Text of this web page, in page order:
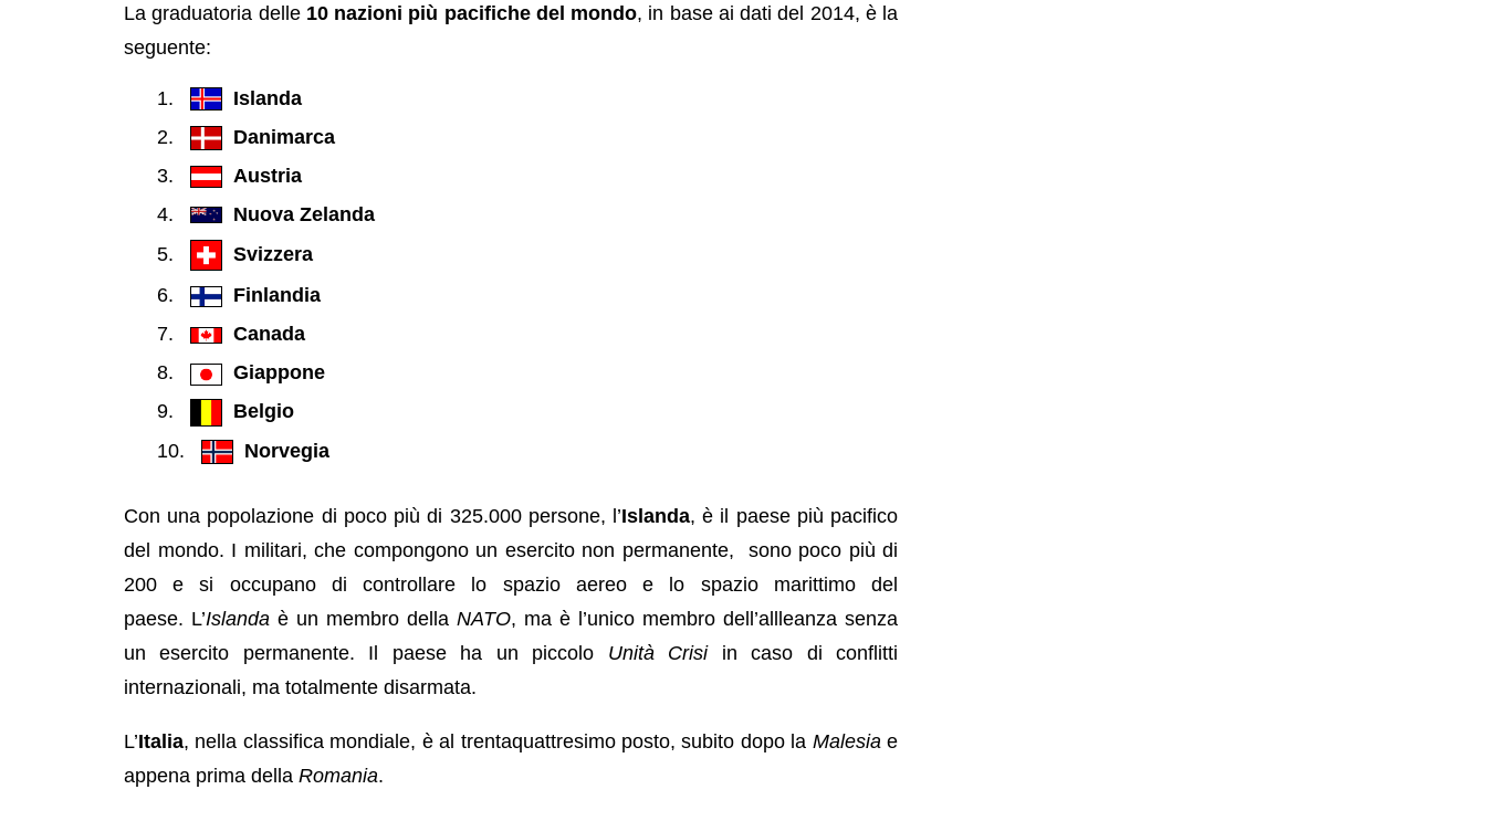
La graduatoria delle 10 nazioni più pacifiche del mondo, in base ai dati del 2014, è la
seguente:
Islanda
Danimarca
Austria
Nuova Zelanda
Svizzera
Finlandia
Canada
Giappone
Belgio
Norvegia
Con una popolazione di poco più di 325.000 persone, l’Islanda, è il paese più pacifico
del mondo. I militari, che compongono un esercito non permanente, sono poco più di
200 e si occupano di controllare lo spazio aereo e lo spazio marittimo del
paese. L’Islanda è un membro della NATO, ma è l’unico membro dell’allleanza senza
un esercito permanente. Il paese ha un piccolo Unità Crisiin caso di conflitti
internazionali, ma totalmente disarmata.
L’Italia, nella classifica mondiale, è al trentaquattresimo posto, subito dopo la Malesiae
appena prima della Romania.